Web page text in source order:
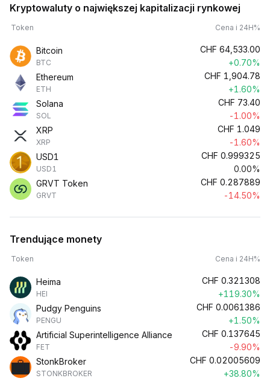
Kryptowaluty o największej kapitalizacji rynkowej
Token Cena i 24H%
Bitcoin
BTC
CHF 64,533.00
+0.70%
Ethereum
ETH
CHF 1,904.78
+1.60%
Solana
SOL
CHF 73.40
-1.00%
XRP
XRP
CHF 1.049
-1.60%
USD1
USD1
CHF 0.999325
0.00%
GRVT Token
GRVT
CHF 0.287889
-14.50%
Trendujące monety
Token Cena i 24H%
Heima
HEI
CHF 0.321308
+119.30%
Pudgy Penguins
PENGU
CHF 0.0061386
+1.50%
Artificial Superintelligence Alliance
FET
CHF 0.137645
-9.90%
StonkBroker
STONKBROKER
CHF 0.02005609
+38.80%